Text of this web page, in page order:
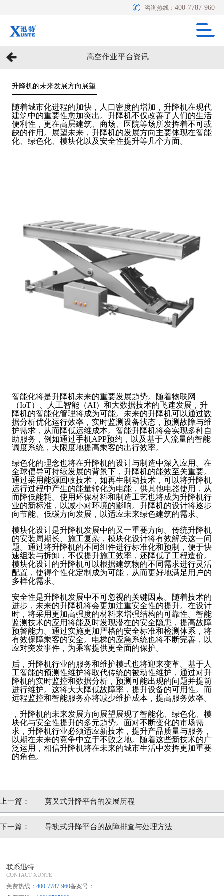
咨询热线：400-7787-960
高空作业平台资讯
升降机的未来发展方向展望
随着城市化进程的加快，人口密度的增加，升降机在现代
建筑中的重要性愈加突出。升降机不仅改善了人们的生活
便利性，更在高层建筑、商场、医院等场所发挥着不可或
缺的作用。展望未来，升降机的发展方向主要体现在智能
化、绿色化、模块化以及安全性提升等几个方面。
智能化将是升降机未来的重要发展趋势。随着物联网
（IoT）、人工智能（AI）和大数据技术的飞速发展，升
降机的智能化管理将成为可能。未来的升降机可以通过数
据分析优化运行效率，实时监测设备状态，预测故障与维
护需求，从而降低运维成本。智能升降机将会实现多种自
助服务，例如通过手机APP预约，以及基于人流量的智能
调度系统，大限度地提高乘客的出行效率。
绿色化的理念也将在升降机的设计与制造中深入应用。在
全球倡导可持续发展的背景下，升降机的能效至关重要。
通过采用能源回收技术，如再生制动技术，可以将升降机
运行过程中产生的能量转化为电能，供其他电器使用，从
而降低能耗。使用环保材料和制造工艺也将成为升降机行
业的新标准，以减小对环境的影响。升降机的设计将逐步
向节能、低碳方向发展，以适应未来绿色建筑的需求。
模块化设计是升降机发展中的又一重要方向。传统升降机
的安装周期长、施工复杂，模块化设计将有效解决这一问
题。通过将升降机的不同组件进行标准化和预制，便于快
速组装与拆卸，不仅提升施工效率，还降低了工程造价。
模块化设计的升降机可以根据建筑物的不同需求进行灵活
配置，使得个性化定制成为可能，从而更好地满足用户的
多样化需求。
安全性是升降机发展中不可忽视的关键因素。随着技术的
进步，未来的升降机将会更加注重安全性的提升。在设计
时，将采用更加高强度的材料来增强结构的可靠性。智能
监测技术的应用将能及时发现潜在的安全隐患，提高故障
预警能力。通过实施更加严格的安全标准和检测体系，将
有效保障乘客的安全。电梯的应急系统也将不断完善，以
应对突发事件，为乘客提供更全面的保护。
后，升降机行业的服务和维护模式也将迎来变革。基于人
工智能的预测性维护将取代传统的被动性维护，通过对升
降机的实时监控和数据分析，预测可能出现的问题并提前
进行维护。这将大大降低故障率，提升设备的可用性。而
远程监控和智能服务亦将减少维护成本，提高服务效率。
，升降机的未来发展方向展望展现了智能化、绿色化、模
块化与安全性提升的多元趋势。面对不断变化的市场需
求，升降机行业必须适应新技术，提升产品质量与服务，
以期在未来的竞争中立于不败之地。随着这些新技术的广
泛运用，相信升降机将在未来的城市生活中发挥更加重要
的角色。
上一篇： 剪叉式升降平台的发展历程
下一篇： 导轨式升降平台的故障排查与处理方法
联系迅特
CONTACT XUNTE
免费热线：400-7787-960备案号：